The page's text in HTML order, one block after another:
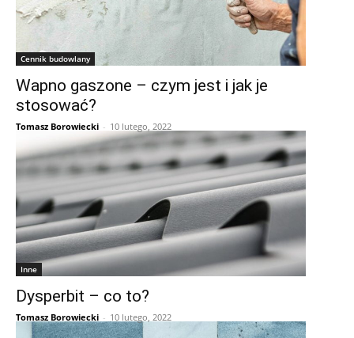
Cennik budowlany
Wapno gaszone – czym jest i jak je
stosować?
Tomasz Borowiecki - 10 lutego, 2022
Inne
Dysperbit – co to?
Tomasz Borowiecki - 10 lutego, 2022